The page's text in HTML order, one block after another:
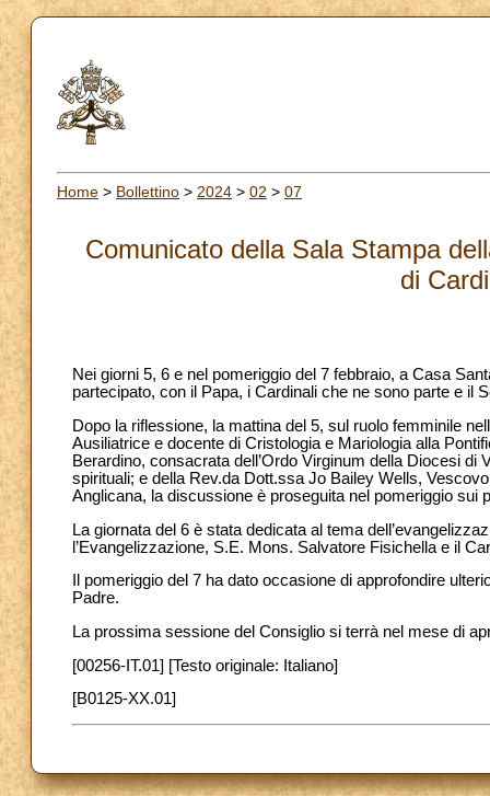
Home > Bollettino > 2024 > 02 > 07
Comunicato della Sala Stampa
di
Nei giorni 5, 6 e nel pomeriggio del 7 febbraio, a Casa
partecipato, con il Papa, i Cardinali che ne sono parte e il
Dopo la riflessione, la mattina del 5, sul ruolo femminile
Ausiliatrice e docente di Cristologia e Mariologia alla
Berardino, consacrata dell’Ordo Virginum della Diocesi
spirituali; e della Rev.da Dott.ssa Jo Bailey Wells,
Anglicana, la discussione è proseguita nel pomeriggio sui
La giornata del 6 è stata dedicata al tema
l’Evangelizzazione, S.E. Mons. Salvatore Fisichella e il
Il pomeriggio del 7 ha dato occasione di approfondire
Padre.
La prossima sessione del Consiglio si terrà nel mese di
[00256-IT.01] [Testo originale: Italiano]
[B0125-XX.01]